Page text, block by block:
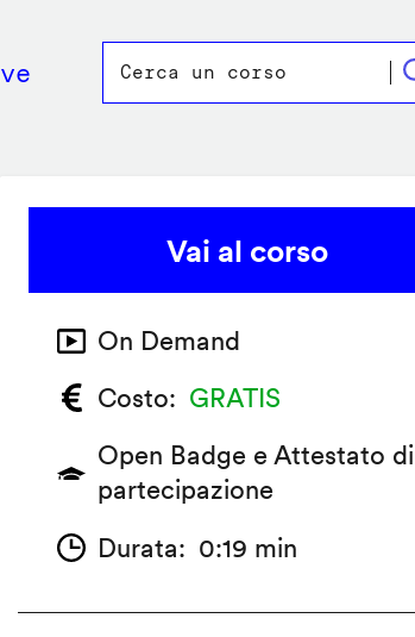
Vai al corso
On Demand
Costo
GRATIS
Open Badge e Attestato di
partecipazione
Durata
0:19 min